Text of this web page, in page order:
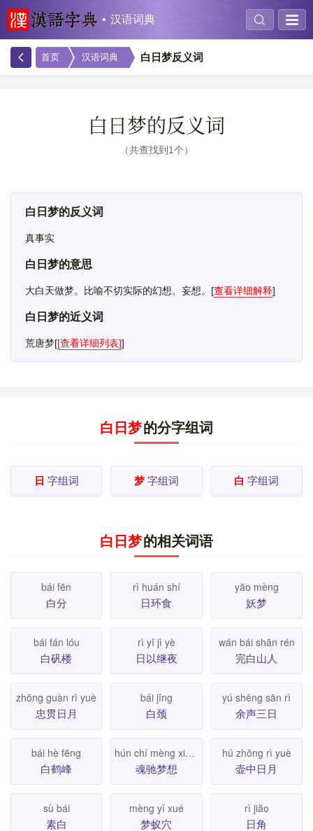
汉语词典
首页 汉语词典 白日梦反义词
白日梦的反义词
共查找到1个
白日梦的反义词
真事实
白日梦的意思
大白天做梦。比喻不切实际的幻想、妄想。 [查看详细解释]
白日梦的近义词
荒唐梦[[查看详细列表]]
白日梦的分字组词
日 字组词 梦字组词 白字组词
白日梦的相关词语
bái fēn
白分
rì huán shí
日环食
yāo mèng
妖梦
bái fán lóu
白矾楼
rì yǐ jì yè
日以继夜
wán bái shān rén
完白山人
zhōng guàn rì yuè
忠贯日月
bái jǐng
白颈
yú shēng sān rì
余声三日
bái hè fēng
白鹤峰
hún chí mèng xiăng
魂驰梦想
hú zhōng rì yuè
壶中日月
sù bái
素白
mèng yǐ xué
梦蚁穴
rì jiăo
日角